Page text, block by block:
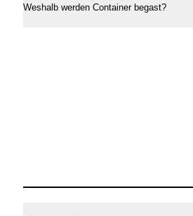
Weshalb werden Container begast?